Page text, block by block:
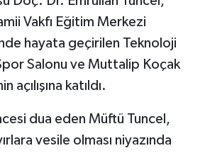
Vakfı Eğitim Merkezi
hayata geçirilen Teknoloji
Salonu ve Muttalip Koçak
açılışına katıldı.
dua eden Müftü Tuncel,
vesile olması niyazında